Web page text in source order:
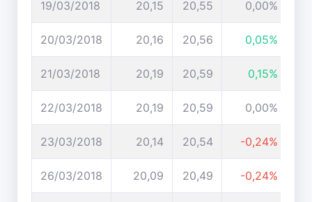
19/03/2018 20,15 20,55 0,00%
20/03/2018 20,16 20,56 0,05%
21/03/2018 20,19 20,59 0,15%
22/03/2018 20,19 20,59 0,00%
23/03/2018 20,14 20,54 -0,24%
26/03/2018 20,09 20,49 -0,24%